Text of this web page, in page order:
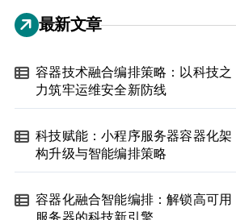
最新文章
容器技术融合编排策略：以科技之
力筑牢运维安全新防线
科技赋能：小程序服务器容器化架
构升级与智能编排策略
容器化融合智能编排：解锁高可用
服务器的科技新引擎